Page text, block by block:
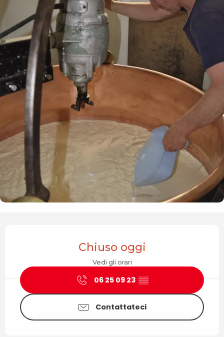
Chiuso oggi
Vedi gli orari
06 25 09 23 ▒▒
Contattateci